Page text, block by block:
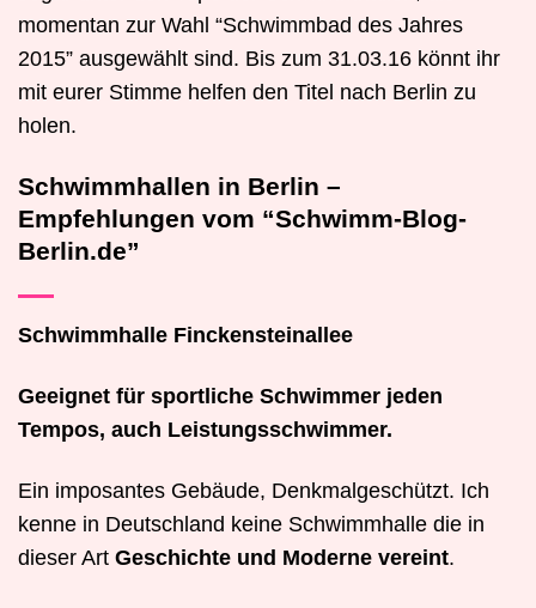
momentan zur Wahl “Schwimmbad des Jahres
2015” ausgewählt sind. Bis zum 31.03.16 könnt ihr
mit eurer Stimme helfen den Titel nach Berlin zu
holen.
Schwimmhallen in Berlin –
Empfehlungen vom “Schwimm-Blog-
Berlin.de”
Schwimmhalle Finckensteinallee
Geeignet für sportliche Schwimmer jeden
Tempos, auch Leistungsschwimmer.
Ein imposantes Gebäude, Denkmalgeschützt. Ich
kenne in Deutschland keine Schwimmhalle die in
dieser Art Geschichte und Moderne vereint.